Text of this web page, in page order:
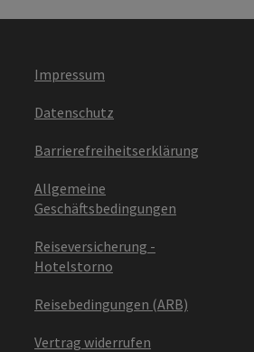
Impressum
Datenschutz
Barrierefreiheitserklärung
Allgemeine
Geschäftsbedingungen
Reiseversicherung -
Hotelstorno
Reisebedingungen (ARB)
Vertrag widerrufen